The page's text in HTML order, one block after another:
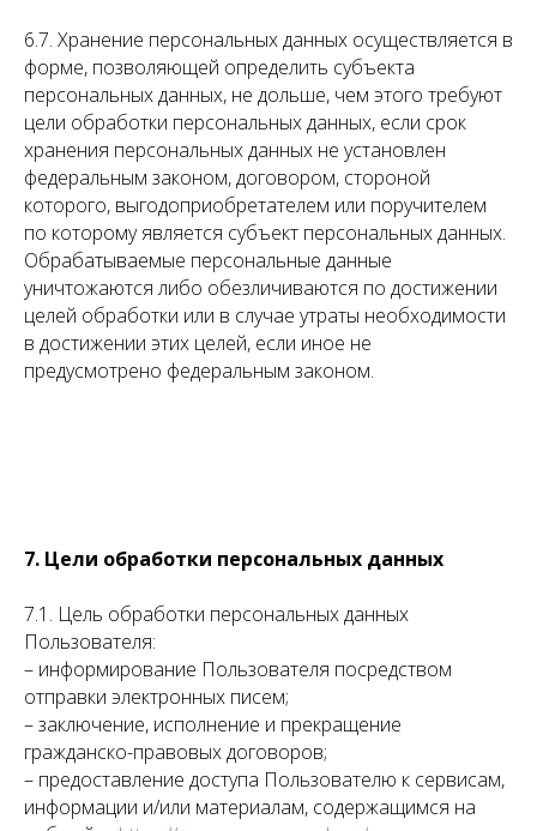
6.7. Хранение персональных данных осуществляется в
форме, позволяющей определить субъекта
персональных данных, не дольше, чем этого требуют
цели обработки персональных данных, если срок
хранения персональных данных не установлен
федеральным законом, договором, стороной
которого, выгодоприобретателем или поручителем
по которому является субъект персональных данных.
Обрабатываемые персональные данные
уничтожаются либо обезличиваются по достижении
целей обработки или в случае утраты необходимости
в достижении этих целей, если иное не
предусмотрено федеральным законом.
7. Цели обработки персональных данных
7.1. Цель обработки персональных данных
Пользователя:
– информирование Пользователя посредством
отправки электронных писем;
– заключение, исполнение и прекращение
гражданско-правовых договоров;
– предоставление доступа Пользователю к сервисам,
информации и/или материалам, содержащимся на